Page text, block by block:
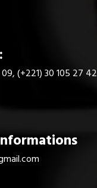
(+221) 30 105 27 42